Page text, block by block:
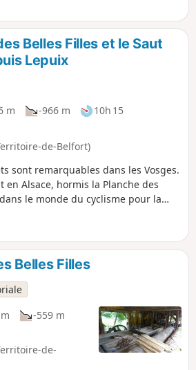
le panorama sur le Ballon de
dans la Réserve Naturelle des Ballons
Belles Filles et le Saut
Lepuix
m -966 m
10h 15
de-Belfort)
sont remarquables dans les Vosges.
en Alsace, hormis la Planche des
le monde du cyclisme pour la
à pied depuis Plancher-les-Mines
depuis ce hameau que démarre
ci longe ensuite la crête sous
Ballon d'Alsace avant de
la Savoureuse et ses cascades, dont
Belles Filles
-559 m
de-